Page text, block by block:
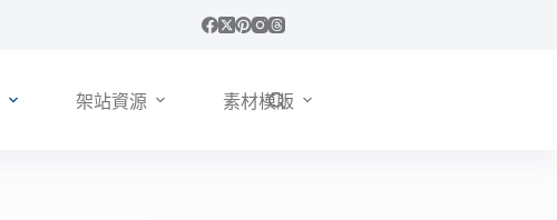
架站資源 素材模版